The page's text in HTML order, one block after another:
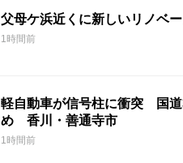
父母ケ浜近くに新しいリノベ
1時間前
軽自動車が信号柱に衝突 国
め 香川・善通寺市
1時間前